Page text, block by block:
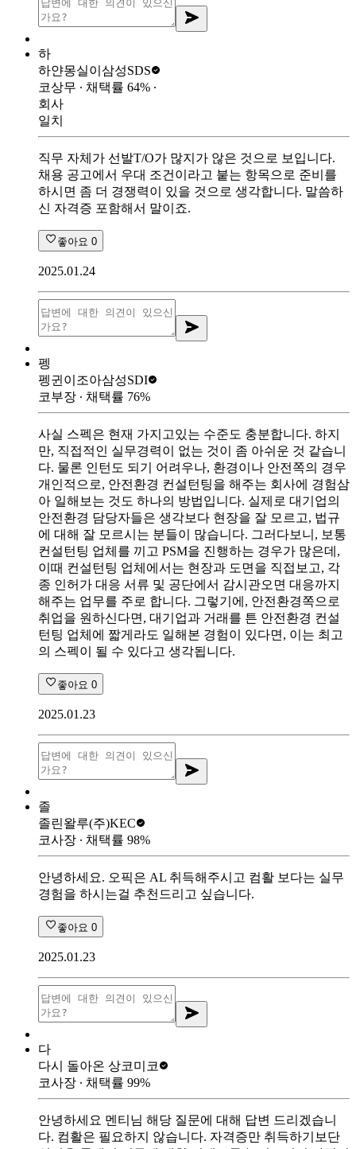
하
하얀몽실이 삼성SDS
코상무 ∙ 채택률 64% ∙
회사
일치
직무 자체가 선발T/O가 많지가 않은 것으로 보입니다.
채용 공고에서 우대 조건이라고 붙는 항목으로 준비를
하시면 좀 더 경쟁력이 있을 것으로 생각합니다. 말씀하
신 자격증 포함해서 말이죠.
좋아요 0
2025.01.24
펭
펭귄이조아삼성SDI
코부장 ∙ 채택률 76%
사실 스펙은 현재 가지고있는 수준도 충분합니다. 하지
만, 직접적인 실무경력이 없는 것이 좀 아쉬운 것 같습니
다. 물론 인턴도 되기 어려우나, 환경이나 안전쪽의 경우
개인적으로, 안전환경 컨설턴팅을 해주는 회사에 경험삼
아 일해보는 것도 하나의 방법입니다. 실제로 대기업의
안전환경 담당자들은 생각보다 현장을 잘 모르고, 법규
에 대해 잘 모르시는 분들이 많습니다. 그러다보니, 보통
컨설턴팅 업체를 끼고 PSM을 진행하는 경우가 많은데,
이때 컨설턴팅 업체에서는 현장과 도면을 직접보고, 각
종 인허가 대응 서류 및 공단에서 감시관오면 대응까지
해주는 업무를 주로 합니다. 그렇기에, 안전환경쪽으로
취업을 원하신다면, 대기업과 거래를 튼 안전환경 컨설
턴팅 업체에 짧게라도 일해본 경험이 있다면, 이는 최고
의 스펙이 될 수 있다고 생각됩니다.
좋아요 0
2025.01.23
졸
졸린왈루(주)KEC
코사장 ∙ 채택률 98%
안녕하세요. 오픽은 AL 취득해주시고 컴활 보다는 실무
경험을 하시는걸 추천드리고 싶습니다.
좋아요 0
2025.01.23
다
다시 돌아온 상코미코
코사장 ∙ 채택률 99%
안녕하세요 멘티님 해당 질문에 대해 답변 드리겠습니
다. 컴활은 필요하지 않습니다. 자격증만 취득하기보단